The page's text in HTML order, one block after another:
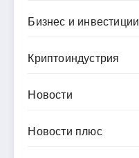
Бизнес и инвестиции
Криптоиндустрия
Новости
Новости плюс